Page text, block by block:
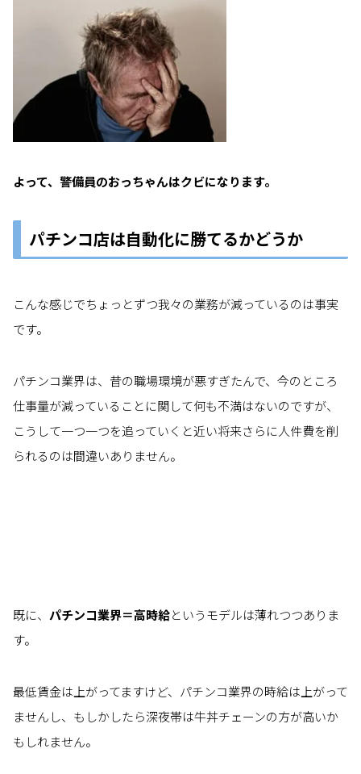
よって、警備員のおっちゃんはクビになります。
パチンコ店は自動化に勝てるかどうか
こんな感じでちょっとずつ我々の業務が減っているのは事実
です。
パチンコ業界は、昔の職場環境が悪すぎたんで、今のところ
仕事量が減っていることに関して何も不満はないのですが、
こうして一つ一つを追っていくと近い将来さらに人件費を削
られるのは間違いありません。
既に、 パチンコ業界＝高時給というモデルは薄れつつありま
す。
最低賃金は上がってますけど、パチンコ業界の時給は上がって
ませんし、もしかしたら深夜帯は牛丼チェーンの方が高いか
もしれません。